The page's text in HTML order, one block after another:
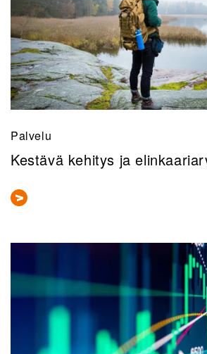
Palvelu
Kestävä kehitys ja